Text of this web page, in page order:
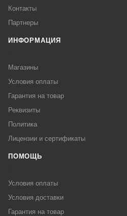
Контакты
Партнеры
ИНФОРМАЦИЯ
Магазины
Условия оплаты
Гарантия на товар
Реквизиты
Политика
Лицензии и сертификаты
ПОМОЩЬ
Условия оплаты
Условия доставки
Гарантия на товар